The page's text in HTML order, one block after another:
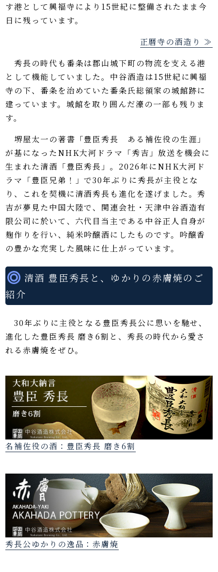
す港として興福寺により15世紀に整備されたまま今
日に残っています。
正暦寺の酒造り ≫
秀長の時代も番条は郡山城下町の物流を支える港
として機能していました。中谷酒造は15世紀に興福
寺の下、番条を治めていた番条氏総領家の城館跡に
建っています。城館を取り囲んだ濠の一部も残りま
す。
堺屋太一の著書「豊臣秀長 ある補佐役の生涯」
が基になったNHK大河ドラマ「秀吉」放送を機会に
生まれた清酒「豊臣秀長」。2026年にNHK大河ド
ラマ「豊臣兄弟！」で30年ぶりに秀長が主役とな
り、これを契機に清酒秀長も進化を遂げました。秀
吉が夢見た中国大陸で、関連会社・天津中谷酒造有
限公司に於いて、六代目当主である中谷正人自身が
麹作りを行い、純米吟醸酒にしたものです。吟醸香
の豊かな充実した風味に仕上がっています。
清酒 豊臣秀長と、ゆかりの赤膚焼のご
紹介
30年ぶりに主役となる豊臣秀長公に思いを馳せ、
進化した豊臣秀長 磨き6割と、秀長の時代から愛さ
れる赤膚焼をぜひ。
名補佐役の酒：豊臣秀長 磨き6割
秀長公ゆかりの逸品：赤膚焼